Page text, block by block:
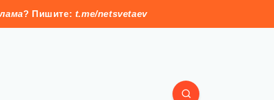
? Пишите: t.me/netsvetaev